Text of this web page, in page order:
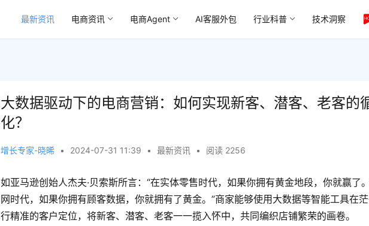
最新资讯 电商资讯 电商Agent AI客服外包 行业科普 技术洞察
大数据驱动下的电商营销：如何实现新客、潜客、老客的
化？
增长专家-晓晞 • 2024-07-31 11:39 • 最新资讯 • 阅读 2256
如亚马逊创始人杰夫·贝索斯所言：“在实体零售时代，如果你拥有黄金地段，你就赢了
网时代，如果你拥有顾客数据，你就拥有了黄金。”商家能够使用大数据等智能工具在
行精准的客户定位，将新客、潜客、老客一一揽入怀中，共同编织店铺繁荣的画卷。